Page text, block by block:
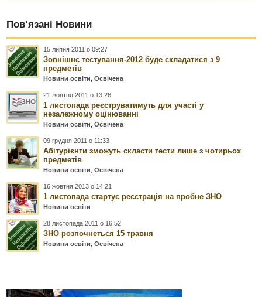
Пов’язані Новини
15 липня 2011 о 09:27
Зовнішнє тестування-2012 буде складатися з 9
предметів
Новини освіти ,Освічена
21 жовтня 2011 о 13:26
1 листопада реєструватимуть для участі у
незалежному оцінюванні
Новини освіти ,Освічена
09 грудня 2011 о 11:33
Абітурієнти зможуть скласти тести лише з чотирьох
предметів
Новини освіти ,Освічена
16 жовтня 2013 о 14:21
1 листопада стартує реєстрація на пробне ЗНО
Новини освіти
28 листопада 2011 о 16:52
ЗНО розпочнеться 15 травня
Новини освіти ,Освічена